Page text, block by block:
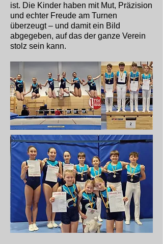
ist. Die Kinder haben mit Mut, Präzision
und echter Freude am Turnen
überzeugt – und damit ein Bild
abgegeben, auf das der ganze Verein
stolz sein kann.